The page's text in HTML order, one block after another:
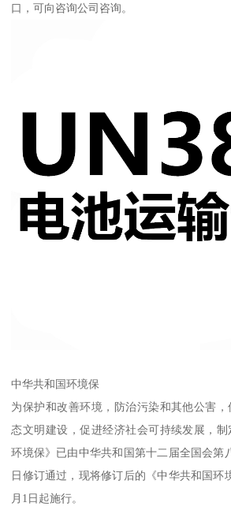
口，可向咨询公司咨询。
中华共和国环境保
为保护和改善环境，防治污染和其他公害
态文明建设，促进经济社会可持续发展，
环境保》已由中华共和国第十二届全国会第
日修订通过，现将修订后的《中华共和国环
月1日起施行。